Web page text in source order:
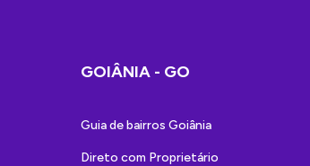
GOIÂNIA - GO
Guia de bairros Goiânia
Direto com Proprietário